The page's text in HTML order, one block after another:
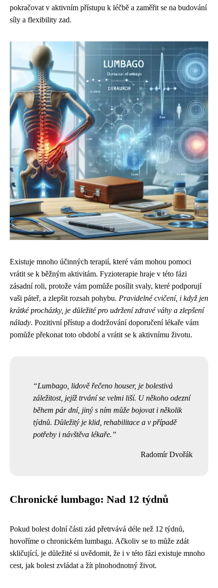
pokračovat v aktivním přístupu k léčbě a zaměřit se na budování
síly a flexibility zad.
Existuje mnoho účinných terapií, které vám mohou pomoci
vrátit se k běžným aktivitám. Fyzioterapie hraje v této fázi
zásadní roli, protože vám pomůže posílit svaly, které podporují
vaši páteř, a zlepšit rozsah pohybu. Pravidelné cvičení, i když jen
krátké procházky, je důležité pro udržení zdravé váhy a zlepšení
nálady. Pozitivní přístup a dodržování doporučení lékaře vám
pomůže překonat toto období a vrátit se k aktivnímu životu.
Lumbago, lidově řečeno houser, je bolestivá
záležitost, jejíž trvání se velmi liší. U někoho odezní
během pár dní, jiný s ním může bojovat i několik
týdnů. Důležitý je klid, rehabilitace a v případě
potřeby i návštěva lékaře.
Radomír Dvořák
Chronické lumbago: Nad 12 týdnů
Pokud bolest dolní části zád přetrvává déle než 12 týdnů,
hovoříme o chronickém lumbagu. Ačkoliv se to může zdát
skličující, je důležité si uvědomit, že i v této fázi existuje mnoho
cest, jak bolest zvládat a žít plnohodnotný život.